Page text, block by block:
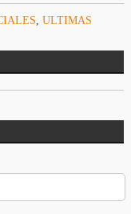
, ULTIMAS